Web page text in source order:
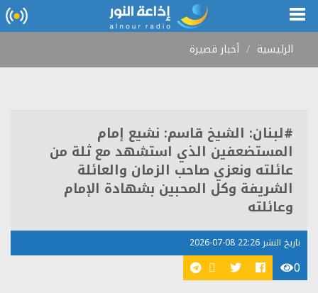
الرئيسية أخبار قصيرة
#لبنان: الشيخ قاسم: نشيع إمام
المستضعفين الذي استشهد مع ثلة من
عائلته ونعزي صاحب الزمان والعائلة
الشريفة وكل المحبين بشهادة الإمام
وعائلته
تاريخ النشر 22:26 08-07-2026
0